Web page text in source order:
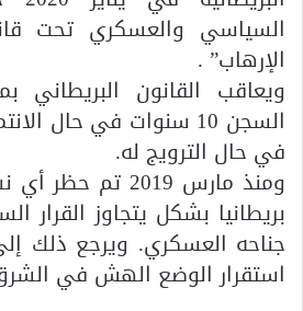
السياسي والعسكري تحت
الإرهاب” .
ويعاقب القانون
السجن 10 سنوات في حال
في حال الترويج له.
ومنذ مارس 2019
بريطانيا بشكل يتجاوز القرار
جناحه العسكري. ويرجع ذلك
استقرار الوضع الهش في